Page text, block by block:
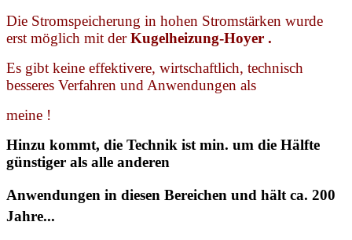
Die Stromspeicherung in hohen Stromstärken wurde
erst möglich mit derKugelheizung-Hoyer .
Es gibt keine effektivere, wirtschaftlich, technisch
besseres Verfahren und Anwendungen als
meine !
Hinzu kommt, die Technik ist min. um die Hälfte
günstiger als alle anderen
Anwendungen in diesen Bereichen und hält ca. 200
Jahre...